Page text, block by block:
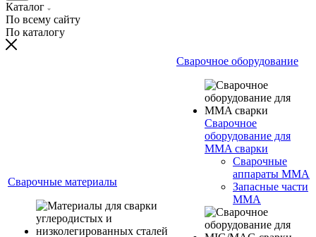
Каталог
По всему сайту
По каталогу
Сварочные материалы
Сварочное оборудование
Сварочное
оборудование для
MMA сварки
Сварочные
аппараты MMA
Запасные части
MMA